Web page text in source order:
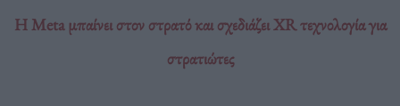
Η Meta μπαίνει στον στρατό και σχεδιάζει XR τεχνολογία για
στρατιώτες